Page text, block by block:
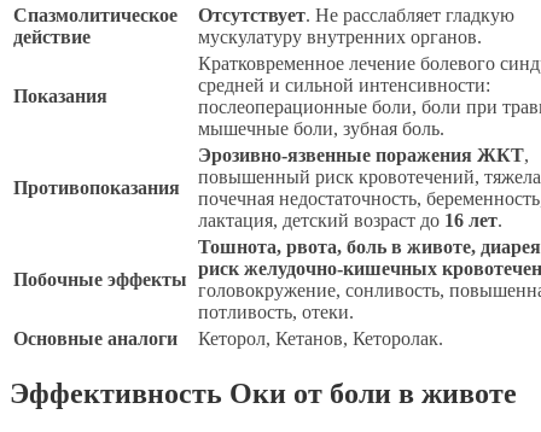
Спазмолитическое
действие
Отсутствует. Не расслабляет гладкую
мускулатуру внутренних органов.
Показания
Кратковременное лечение болевого
средней и сильной интенсивности:
послеоперационные боли, боли при
мышечные боли, зубная боль.
Противопоказания
Эрозивно-язвенные поражения ЖКТ,
повышенный риск кровотечений,
почечная недостаточность,
лактация, детский возраст до 16 лет.
Побочные эффекты
Тошнота, рвота, боль в животе,
риск желудочно-кишечных
головокружение, сонливость,
потливость, отеки.
Основные аналоги
Кеторол, Кетанов, Кеторолак.
Эффективность Оки от боли в животе